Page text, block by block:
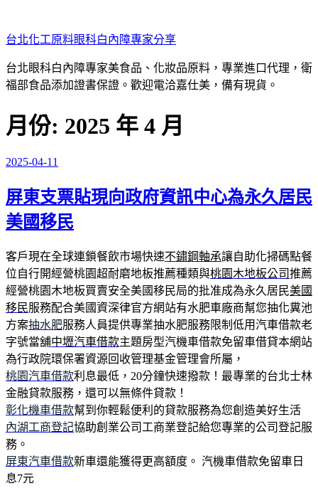
至
主
要
內
台北化工原料眼科白內障專家分享
台北眼科白內障專家美食品、化妝品原料，專業進口代理，衛
福部食品添加證書保證。歡迎電洽嘉仕美，備有現貨。
月份: 2025 年 4 月
發
於
2025-04-11
屏東支票貼現向政府資訊中心為永久居民
美國移民
客戶現在全球連鎖餐飲市場快速不鏽鋼軸承讓自助化掃碼點餐
位自行開經營桃園超耐磨地板推薦種類與桃園木地板公司推薦
經營桃園木地板買賣安全美國移民局的批准成為永久居民美國
移民服務配合美國資深律官方網站有水肥車廠商幫您抽化糞池
方案抽水肥服務人員提供專業抽水肥服務限制低用汽車借款老
字號當舖中壢汽車借款主題房型汽機車借款免留車借貸本網站
為行政院環保署資源回收管理基金管理會所屬，
桃園汽車借款利息最低，20分鐘快速撥款！最專業的台北士林
金融貸款服務，還可以無條件貸款！
彰化機車借款幫到你輕鬆便利的貸款服務為您創造美好生活
內湖工商登記協助創業公司工商業登記給您專業的公司登記服
務。
屏東汽車借款新車還能獲得更高額度。 汽機車借款免留車日
息7元